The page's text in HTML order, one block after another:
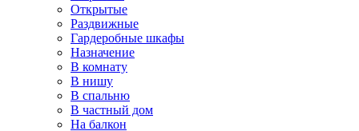
Открытые
Раздвижные
Гардеробные шкафы
Назначение
В комнату
В нишу
В спальню
В частный дом
На балкон